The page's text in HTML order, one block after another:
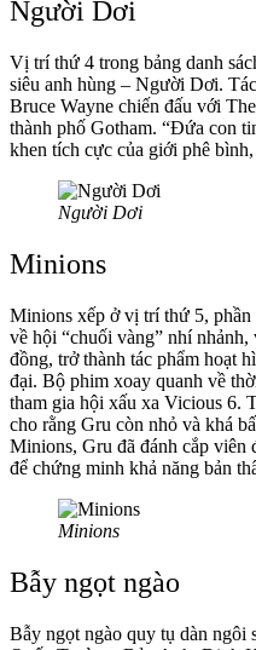
Người Dơi
Vị trí thứ 4 trong bảng danh
siêu anh hùng – Người Dơi.
Bruce Wayne chiến đấu với
thành phố Gotham. “Đứa con
khen tích cực của giới phê
Người Dơi
Minions
Minions xếp ở vị trí thứ 5, phần
về hội “chuối vàng” nhí
đồng, trở thành tác phẩm hoạt
đại. Bộ phim xoay quanh về
tham gia hội xấu xa Vicious 6.
cho rằng Gru còn nhỏ và khá
Minions, Gru đã đánh cắp viên
để chứng minh khả năng bản
Minions
Bẫy ngọt ngào
Bẫy ngọt ngào quy tụ dàn ngôi